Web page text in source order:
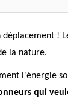
!
la nature.
l'énergie
qui